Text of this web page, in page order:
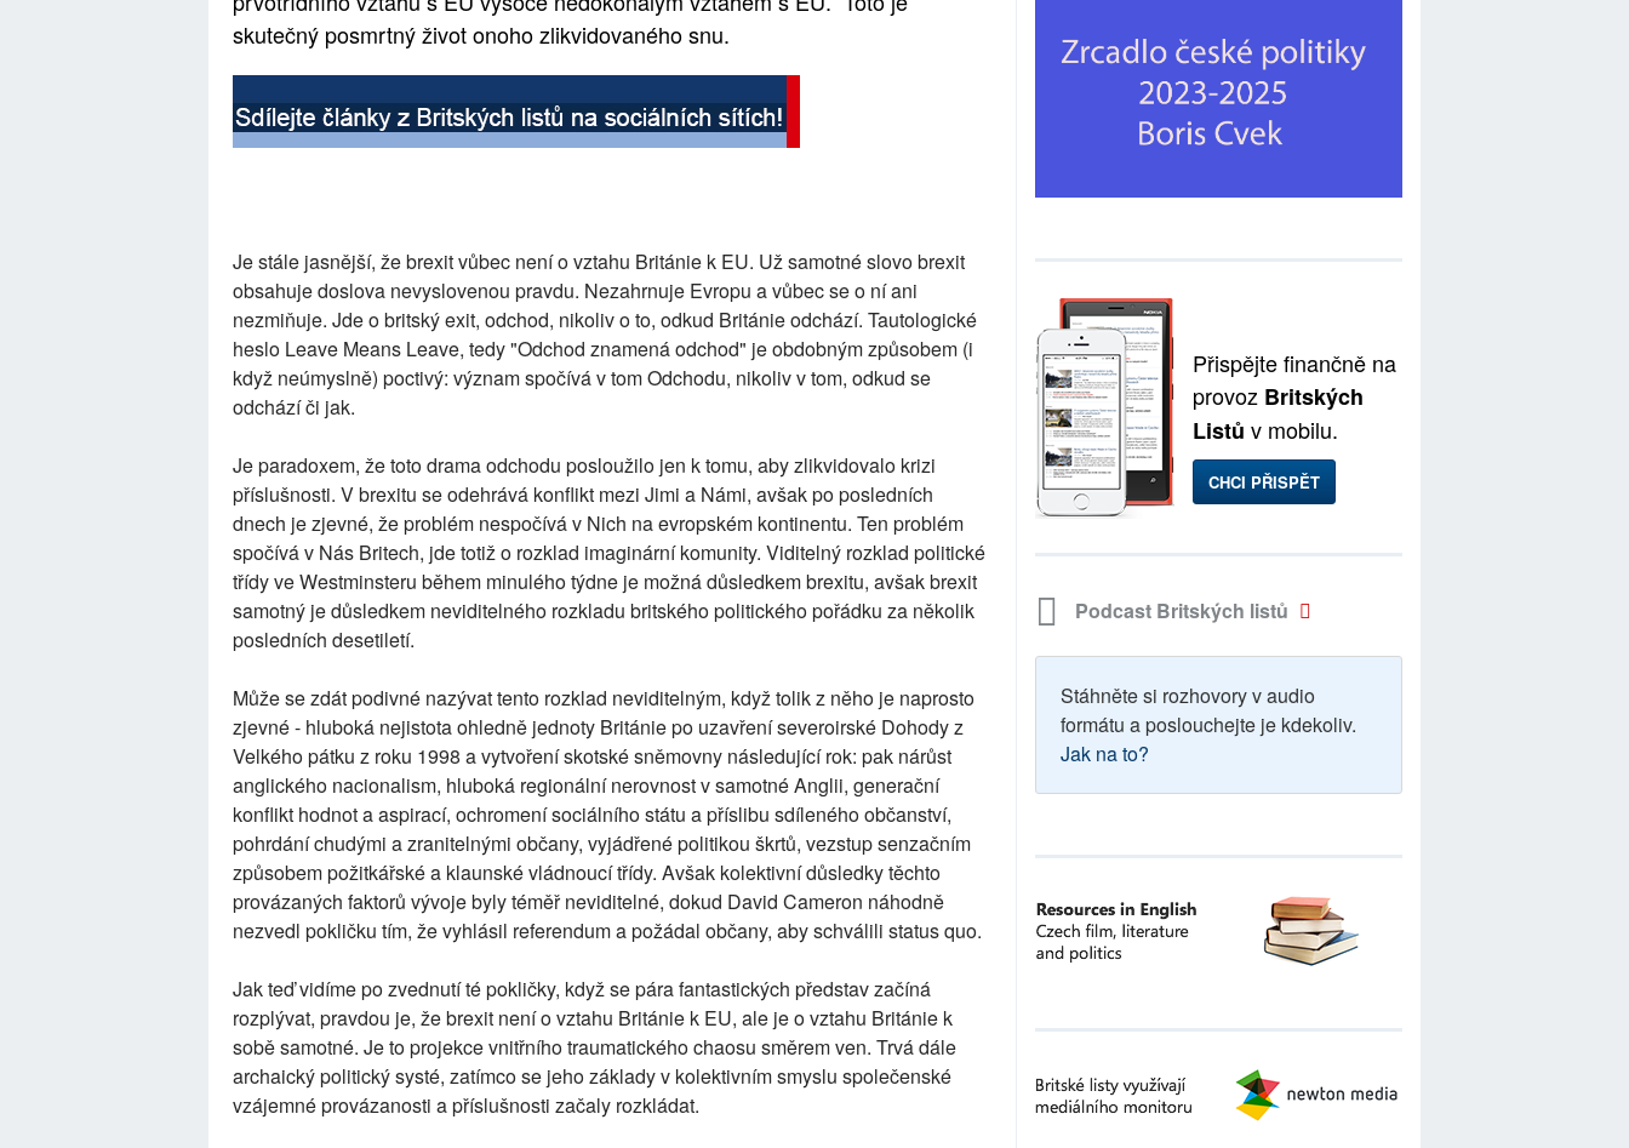
skutečný posmrtný život onoho zlikvidovaného snu.
Je stále jasnější, že brexit vůbec není o vztahu Británie k EU. Už samotné slovo brexit
obsahuje doslova nevyslovenou pravdu. Nezahrnuje Evropu a vůbec se o ní ani
nezmiňuje. Jde o britský exit, odchod, nikoliv o to, odkud Británie odchází. Tautologické
heslo Leave Means Leave, tedy "Odchod znamená odchod" je obdobným způsobem (i
když neúmyslně) poctivý: význam spočívá v tom Odchodu, nikoliv v tom, odkud se
odchází či jak.
Je paradoxem, že toto drama odchodu posloužilo jen k tomu, aby zlikvidovalo krizi
příslušnosti. V brexitu se odehrává konflikt mezi Jimi a Námi, avšak po posledních
dnech je zjevné, že problém nespočívá v Nich na evropském kontinentu. Ten problém
spočívá v Nás Britech, jde totiž o rozklad imaginární komunity. Viditelný rozklad politické
třídy ve Westminsteru během minulého týdne je možná důsledkem brexitu, avšak brexit
samotný je důsledkem neviditelného rozkladu britského politického pořádku za několik
posledních desetiletí.
Může se zdát podivné nazývat tento rozklad neviditelným, když tolik z něho je naprosto
zjevné - hluboká nejistota ohledně jednoty Británie po uzavření severoirské Dohody z
Velkého pátku z roku 1998 a vytvoření skotské sněmovny následující rok: pak nárůst
anglického nacionalism, hluboká regionální nerovnost v samotné Anglii, generační
konflikt hodnot a aspirací, ochromení sociálního státu a příslibu sdíleného občanství,
pohrdání chudými a zranitelnými občany, vyjádřené politikou škrtů, vezstup senzačním
způsobem požitkářské a klaunské vládnoucí třídy. Avšak kolektivní důsledky těchto
provázaných faktorů vývoje byly téměř neviditelné, dokud David Cameron náhodně
nezvedl pokličku tím, že vyhlásil referendum a požádal občany, aby schválili status quo.
Jak teď vidíme po zvednutí té pokličky, když se pára fantastických představ začíná
rozplývat, pravdou je, že brexit není o vztahu Británie k EU, ale je o vztahu Británie k
sobě samotné. Je to projekce vnitřního traumatického chaosu směrem ven. Trvá dále
archaický politický systé, zatímco se jeho základy v kolektivním smyslu společenské
vzájemné provázanosti a příslušnosti začaly rozkládat.
Přispějte finančně na
provoz Britských
Listů v mobilu.
CHCI PŘISPĚT
Podcast Britských listů
Stáhněte si rozhovory v audio
formátu a poslouchejte je kdekoliv.
Jak na to?